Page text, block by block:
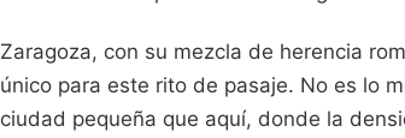
Zaragoza, con su mezcla de herencia
único para este rito de pasaje. No es lo
ciudad pequeña que aquí, donde la